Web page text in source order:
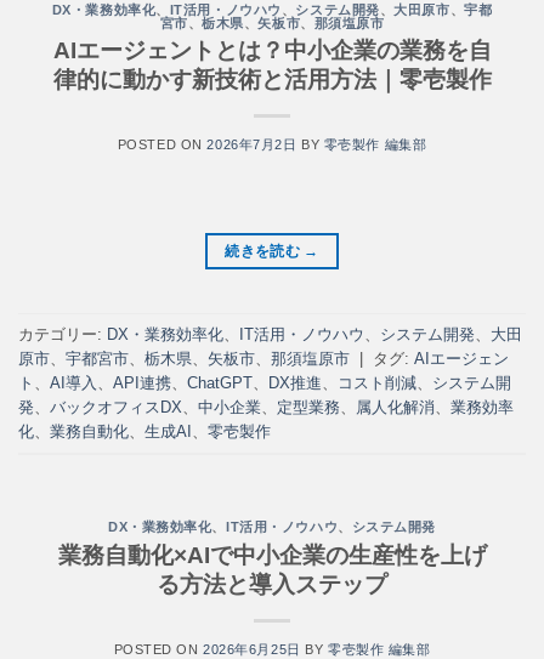
DX・業務効率化、 IT活用・ノウハウ 、 システム開発、大田原市、宇都
宮市、栃木県、矢板市、 那須塩原市
AIエージェントとは？中小企業の業務を自
律的に動かす新技術と活用方法｜零壱製作
POSTED ON2026年7月2日 BY 零壱製作 編集部
続きを読む →
カテゴリー: DX・業務効率化 IT活用・ノウハウ システム開発
大田
原市
宇都宮市 栃木県 矢板市 那須塩原市 | タグ: AIエージェン
ト
AI導入 API連携 ChatGPT DX推進 コスト削減
システム開
発
バックオフィスDX 中小企業 定型業務 属人化解消
業務効率
化
業務自動化 生成AI 零壱製作
DX・業務効率化、 IT活用・ノウハウ、 システム開発
業務自動化×AIで中小企業の生産性を上げ
る方法と導入ステップ
POSTED ON2026年6月25日 BY 零壱製作 編集部